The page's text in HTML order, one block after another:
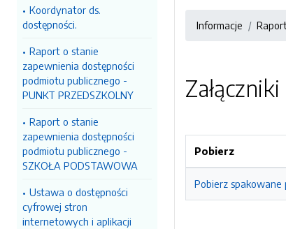
Koordynator ds.
dostępności.
Raport o stanie
zapewnienia dostępności
podmiotu publicznego -
PUNKT PRZEDSZKOLNY
Raport o stanie
zapewnienia dostępności
podmiotu publicznego -
SZKOŁA PODSTAWOWA
Ustawa o dostępności
cyfrowej stron
internetowych i aplikacji
Informacje
Pobierz
Pobierz spakowane